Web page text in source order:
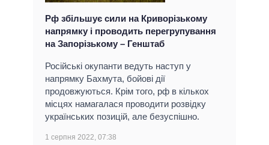
Рф збільшує сили на Криворізькому
напрямку і проводить перегрупування
на Запорізькому – Генштаб
Російські окупанти ведуть наступ у
напрямку Бахмута, бойові дії
продовжуються. Крім того, рф в кількох
місцях намагалася проводити розвідку
українських позицій, але безуспішно.
1 серпня 2022, 07:38